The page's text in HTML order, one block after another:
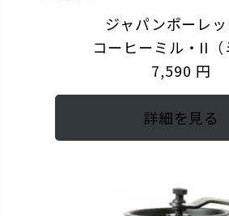
ジャパンポーレ
コーヒーミル・II（
7,590 円
詳細を見る